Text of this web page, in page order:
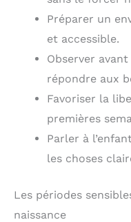
Préparer un
et accessible.
Observer
répondre aux
Favoriser la
premières
Parler à
les choses
Les périodes
naissance